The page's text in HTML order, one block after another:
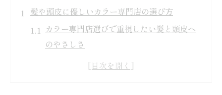
髪や頭皮に優しいカラー専門店の選び方
カラー専門店選びで重視したい髪と頭皮へ
のやさしさ
オーガニックカラー導入店の見分け方と確